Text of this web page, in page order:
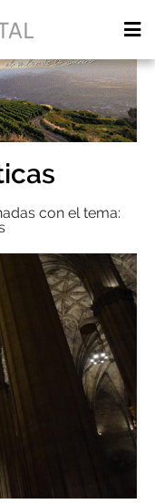
con el tema: